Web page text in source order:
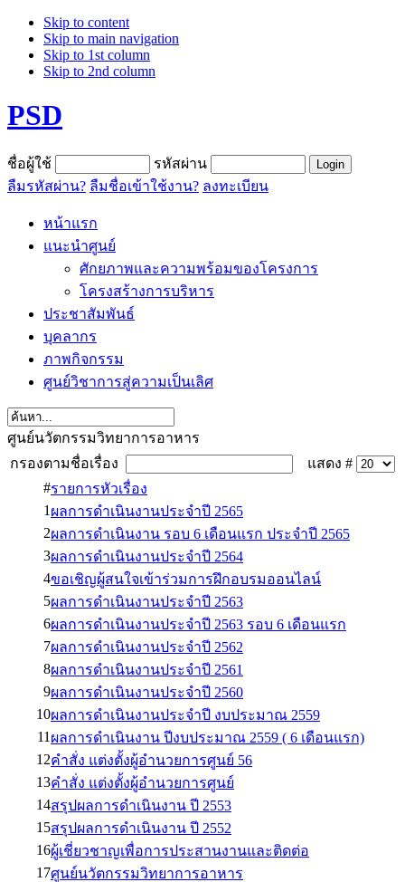
Skip to content
Skip to main navigation
Skip to 1st column
Skip to 2nd column
PSD
ชื่อผู้ใช้
รหัสผ่าน
ลืมรหัสผ่าน? ลืมชื่อเข้าใช้งาน? ลงทะเบียน
หน้าแรก
แนะนำศูนย์
ศักยภาพและความพร้อมของโครงการ
โครงสร้างการบริหาร
ประชาสัมพันธ์
บุคลากร
ภาพกิจกรรม
ศูนย์วิชาการสู่ความเป็นเลิศ
ศูนย์นวัตกรรมวิทยาการอาหาร
กรองตามชื่อเรื่อง
แสดง #
#รายการหัวเรื่อง
1 ผลการดำเนินงานประจำปี 2565
2ผลการดำเนินงาน รอบ 6 เดือนแรก ประจำปี 2565
3ผลการดำเนินงานประจำปี 2564
4ขอเชิญผู้สนใจเข้าร่วมการฝึกอบรมออนไลน์
5ผลการดำเนินงานประจำปี 2563
6ผลการดำเนินงานประจำปี 2563 รอบ 6 เดือนแรก
7ผลการดำเนินงานประจำปี 2562
8ผลการดำเนินงานประจำปี 2561
9ผลการดำเนินงานประจำปี 2560
10ผลการดำเนินงานประจำปี งบประมาณ 2559
11 ผลการดำเนินงาน ปีงบประมาณ 2559 ( 6 เดือนแรก)
12คำสั่ง แต่งตั้งผู้อำนวยการศูนย์ 56
13คำสั่ง แต่งตั้งผู้อำนวยการศูนย์
14สรุปผลการดำเนินงาน ปี 2553
15สรุปผลการดำเนินงาน ปี 2552
16ผู้เชี่ยวชาญเพื่อการประสานงานและติดต่อ
17ศูนย์นวัตกรรมวิทยาการอาหาร